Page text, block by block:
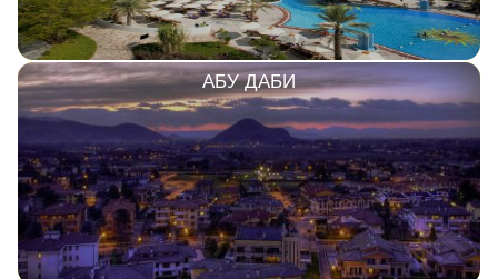
АБУ ДАБИ